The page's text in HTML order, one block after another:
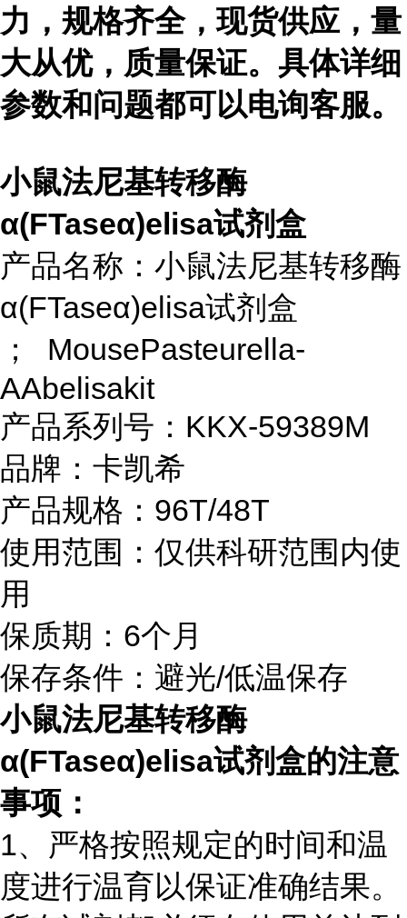
力，规格齐全，现货供应，量
大从优，质量保证。具体详细
参数和问题都可以电询客服。
小鼠法尼基转移酶
α(FTaseα)elisa试剂盒
产品名称：小鼠法尼基转移酶
α(FTaseα)elisa试剂盒
； MousePasteurella-
AAbelisakit
产品系列号：KKX-59389M
品牌：卡凯希
产品规格：96T/48T
使用范围：仅供科研范围内使
用
保质期：6个月
保存条件：避光/低温保存
小鼠法尼基转移酶
α(FTaseα)elisa试剂盒的注意
事项：
1、严格按照规定的时间和温
度进行温育以保证准确结果。